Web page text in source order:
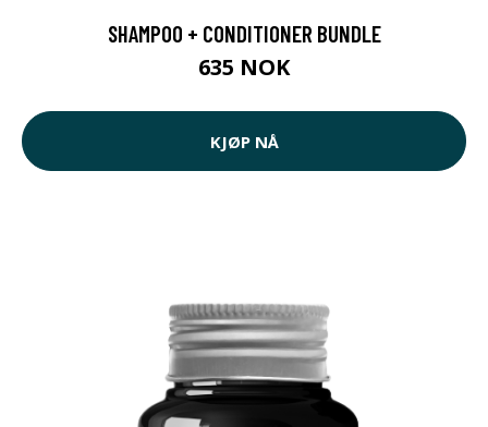
SHAMPOO + CONDITIONER BUNDLE
635 NOK
KJØP NÅ